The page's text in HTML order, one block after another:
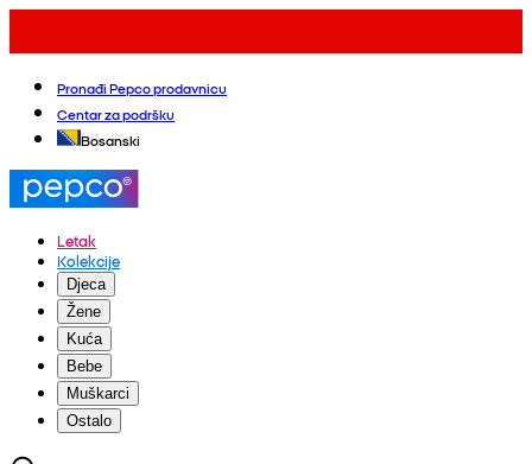
Pronađi Pepco prodavnicu
Centar za podršku
Bosanski
Letak
Kolekcije
Djeca
Žene
Kuća
Bebe
Muškarci
Ostalo